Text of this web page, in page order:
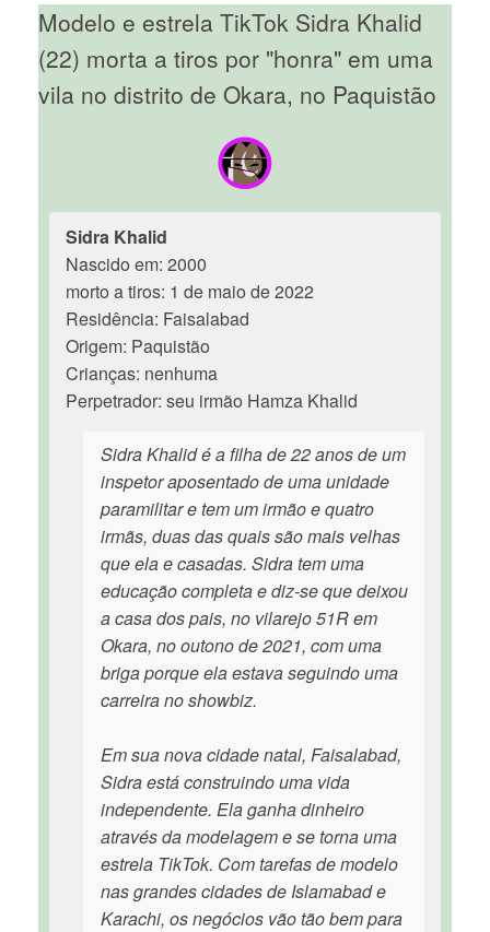
Modelo e estrela TikTok Sidra Khalid
(22) morta a tiros por "honra" em uma
vila no distrito de Okara, no Paquistão
Sidra Khalid
Nascido em: 2000
morto a tiros: 1 de maio de 2022
Residência: Faisalabad
Origem: Paquistão
Crianças: nenhuma
Perpetrador: seu irmão Hamza Khalid
Sidra Khalid é a filha de 22 anos de um
inspetor aposentado de uma unidade
paramilitar e tem um irmão e quatro
irmãs, duas das quais são mais velhas
que ela e casadas. Sidra tem uma
educação completa e diz-se que deixou
a casa dos pais, no vilarejo 51R em
Okara, no outono de 2021, com uma
briga porque ela estava seguindo uma
carreira no showbiz.
Em sua nova cidade natal, Faisalabad,
Sidra está construindo uma vida
independente. Ela ganha dinheiro
através da modelagem e se torna uma
estrela TikTok. Com tarefas de modelo
nas grandes cidades de Islamabad e
Karachi, os negócios vão tão bem para